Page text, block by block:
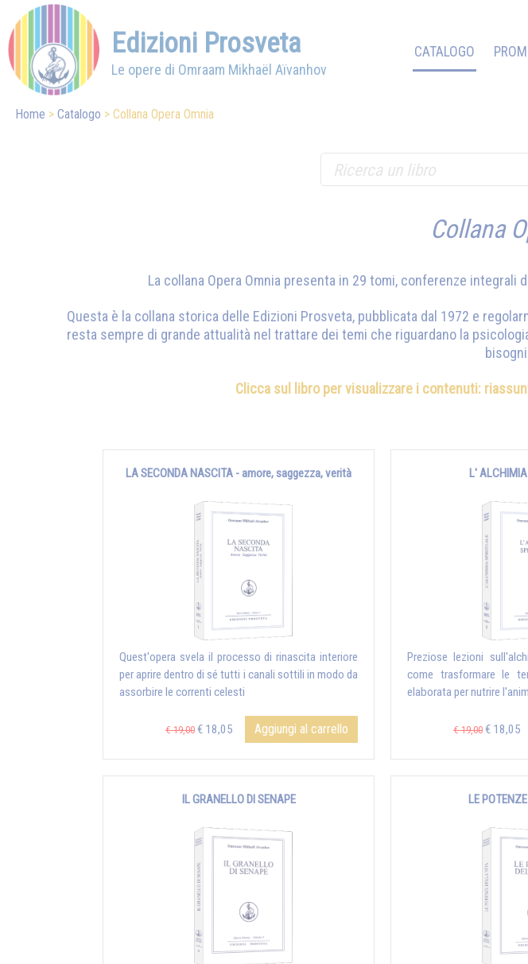
Edizioni Prosveta
Le opere di Omraam Mikhaël Aïvanhov
CATALOGO
Home Catalogo Collana Opera Omnia
Collana
La collana Opera Omnia presenta in 29 tomi, conferenze integrali
Questa è la collana storica delle Edizioni Prosveta, pubblicata dal 1972 e
resta sempre di grande attualità nel trattare dei temi che riguardano la
Clicca sul libro per visualizzare i contenuti:
LA SECONDA NASCITA - amore, saggezza, verità
Quest'opera svela il processo di rinascita interiore
per aprire dentro di sé tutti i canali sottili in modo da
assorbire le correnti celesti
€ 19,00 € 18,05 Aggiungi al carrello
L'
Preziose lezioni
come trasformare le
elaborata per nutrire
€ 19,00 € 18,05
IL GRANELLO DI SENAPE LE